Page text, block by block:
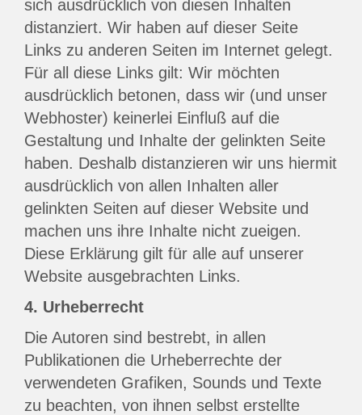
sich ausdrücklich von diesen Inhalten
distanziert. Wir haben auf dieser Seite
Links zu anderen Seiten im Internet gelegt.
Für all diese Links gilt: Wir möchten
ausdrücklich betonen, dass wir (und unser
Webhoster) keinerlei Einfluß auf die
Gestaltung und Inhalte der gelinkten Seite
haben. Deshalb distanzieren wir uns hiermit
ausdrücklich von allen Inhalten aller
gelinkten Seiten auf dieser Website und
machen uns ihre Inhalte nicht zueigen.
Diese Erklärung gilt für alle auf unserer
Website ausgebrachten Links.
4. Urheberrecht
Die Autoren sind bestrebt, in allen
Publikationen die Urheberrechte der
verwendeten Grafiken, Sounds und Texte
zu beachten, von ihnen selbst erstellte